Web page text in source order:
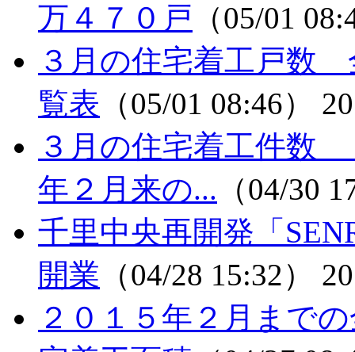
万４７０戸 （05/01
３月の住宅着工戸数
覧表 （05/01 08:46）
３月の住宅着工件数
年２月来の... （04/30
千里中央再開発「
開業 （04/28 15:32）
２０１５年２月まで